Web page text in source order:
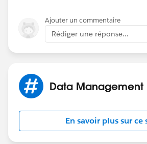
below to see if you can get more
users:
https://success.salesforce.com/
Thanks!
Ajouter un commentaire
Rédiger une réponse...
Data Management
En savoir plus sur ce